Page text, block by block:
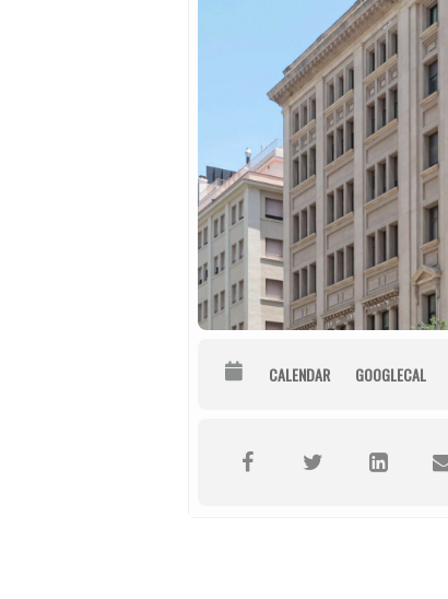
CALENDAR GOOGLECAL